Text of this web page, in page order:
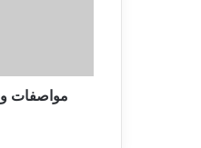
للجميع